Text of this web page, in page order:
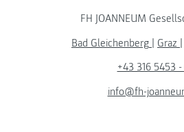
FH JOANNEUM
Bad Gleichenberg | Graz |
+43 316 5453
info@fh-